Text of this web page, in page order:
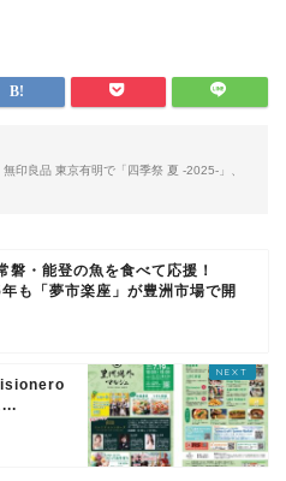
印良品 東京有明で「四季祭 夏 -2025-」、
磐・能登の魚を食べて応援！
も「夢市楽座」が豊洲市場で開
...